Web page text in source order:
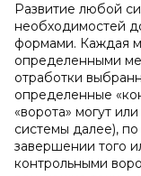
Развитие любой
необходимостей
формами. Каждая
определенными
отработки
определенные
«ворота» могут
системы далее),
завершении того
контрольными